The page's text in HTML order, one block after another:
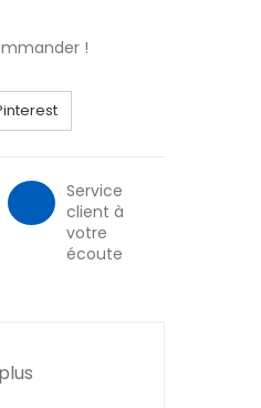
!
Service
client à
votre
écoute